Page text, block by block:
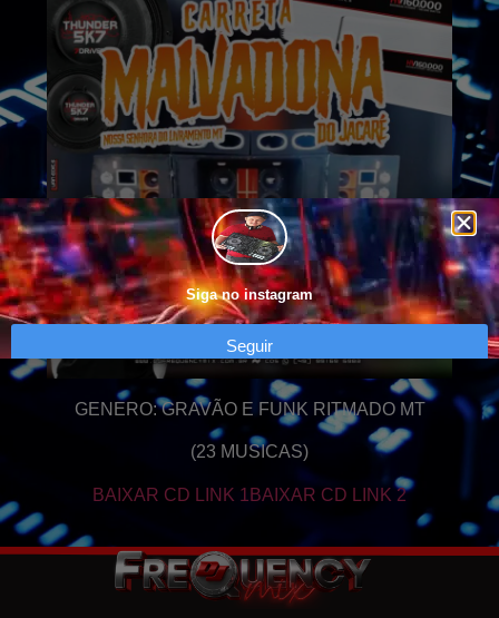
GENERO: GRAVÃO E FUNK RITMADO MT
(23 MUSICAS)
BAIXAR CD LINK 1 BAIXAR CD LINK 2
Siga no instagram
Seguir